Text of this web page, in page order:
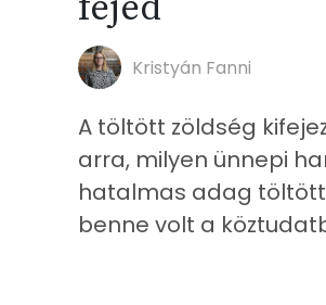
Kristyán Fanni
A töltött zöldség
arra, milyen ünnepi
hatalmas adag
benne volt a